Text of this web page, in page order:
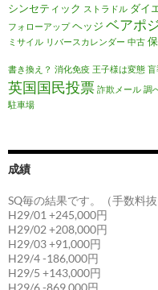
シンセティック ストラドル ダイ
フォローアップ ヘッジ ベアポ
ミサイル リバースカレンダー 中古
書き換え？ 消化免疫 王子様は変態 盲
英国国民投票 詐欺メール 調
駐車場
成績
SQ毎の結果です。（手数料抜
H29/01 +245,000円
H29/02 +208,000円
H29/03 +91,000円
H29/4 -186,000円
H29/5 +143,000円